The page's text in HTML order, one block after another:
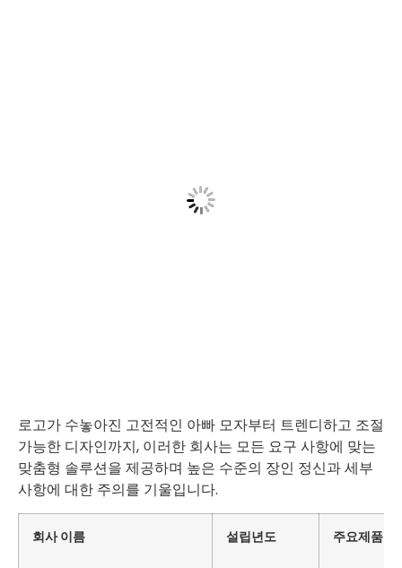
로고가 수놓아진 고전적인 아빠 모자부터 트렌디하고 조절
가능한 디자인까지, 이러한 회사는 모든 요구 사항에 맞는
맞춤형 솔루션을 제공하며 높은 수준의 장인 정신과 세부
사항에 대한 주의를 기울입니다.
회사 이름 설립년도 주요제품